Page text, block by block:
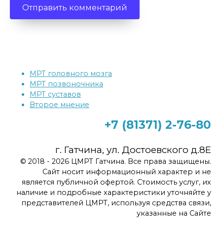
МРТ головного мозга
МРТ позвоночника
МРТ суставов
Второе мнение
+7 (81371) 2-76-80
г. Гатчина, ул. Достоевского д.8Е
© 2018 - 2026 ЦМРТ Гатчина. Все права защищены.
Сайт носит информационный характер и не
является публичной офертой. Стоимость услуг, их
наличие и подробные характеристики уточняйте у
представителей ЦМРТ, используя средства связи,
указанные на Сайте